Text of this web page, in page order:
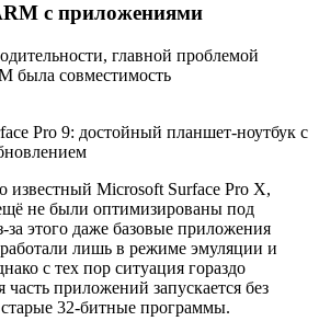
с приложениями
главной проблемой
была совместимость
известный Microsoft Surface Pro X,
не были оптимизированы под
этого даже базовые приложения
лишь в режиме эмуляции и
с тех пор ситуация гораздо
приложений запускается без
32-битные программы.